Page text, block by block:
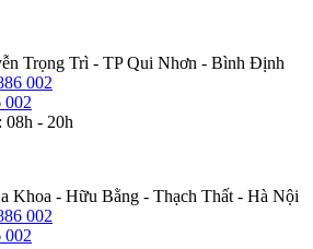
Trọng Trì - TP Qui Nhơn - Bình Định
002
002
: 08h - 20h
Khoa - Hữu Bằng - Thạch Thất - Hà Nội
002
002